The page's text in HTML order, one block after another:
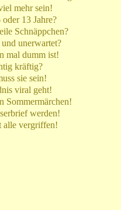
mehr sein!
13 Jahre?
Schnäppchen?
unerwartet?
mal dumm ist!
kräftig?
sie sein!
viral geht!
Sommermärchen!
werden!
alle vergriffen!